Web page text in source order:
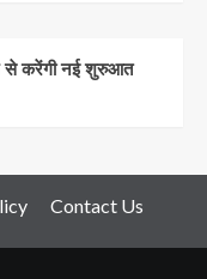
से करेंगी नई शुरुआत
Contact Us